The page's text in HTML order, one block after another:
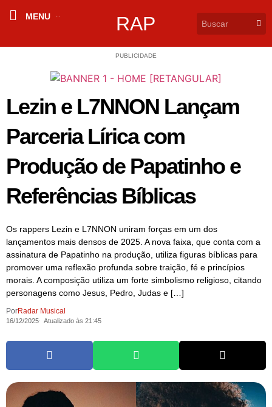
MENU RAP
PUBLICIDADE
Lezin e L7NNON Lançam
Parceria Lírica com
Produção de Papatinho e
Referências Bíblicas
Os rappers Lezin e L7NNON uniram forças em um dos
lançamentos mais densos de 2025. A nova faixa, que conta com a
assinatura de Papatinho na produção, utiliza figuras bíblicas para
promover uma reflexão profunda sobre traição, fé e princípios
morais. A composição utiliza um forte simbolismo religioso, citando
personagens como Jesus, Pedro, Judas e […]
PorRadar Musical
16/12/2025 Atualizado às 21:45